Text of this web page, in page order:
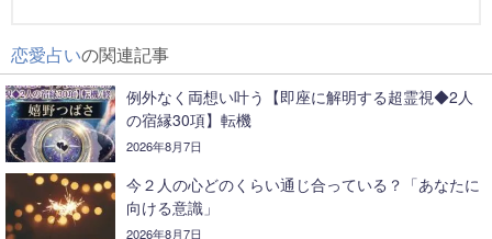
恋愛占いの関連記事
例外なく両想い叶う【即座に解明する超霊視◆2人
の宿縁30項】転機
2026年8月7日
今２人の心どのくらい通じ合っている？「あなたに
向ける意識」
2026年8月7日